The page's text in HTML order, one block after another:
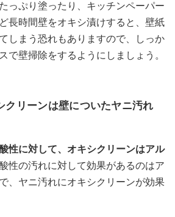
っぷり塗ったり、キッチンペーパー
長時間壁をオキシ漬けすると、壁紙
しまう恐れもありますので、しっか
で壁掃除をするようにしましょう。
クリーンは壁についたヤニ汚れ
性に対して、オキシクリーンはアル
性の汚れに対して効果があるのはア
、ヤニ汚れにオキシクリーンが効果